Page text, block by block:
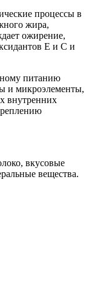
процессы в
жира,
ожирение,
Е и С и
питанию
и микроэлементы,
внутренних
вкусовые
вещества.